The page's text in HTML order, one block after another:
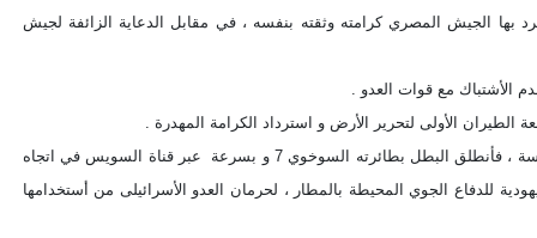
بها الجيش المصري كرامته وثقته بنفسه ، في مقابل الدعاية الزائفة لجيش
الأشتباك مع قوات العدو .
دقت عقارب الساعة لتعلن التقاء عقرب الساعات مع الرقم أثنين وتعانق عقرب الدقائق مع الرقم خمسة ، فأنطلق البطل بطائرته السوخوي 7 و بسرعة عبر قناة السويس في اتجاه
للدفاع الجوي المحيطة بالمطار ، لحرمان العدو الأسرائيلى من أستخدامها